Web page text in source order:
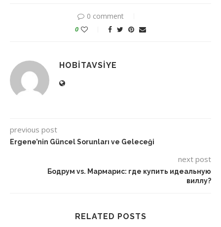
0 comment
0
HOBITAVSIYE
previous post
Ergene’nin Güncel Sorunları ve Geleceği
next post
Бодрум vs. Мармарис: где купить идеальную
виллу?
RELATED POSTS